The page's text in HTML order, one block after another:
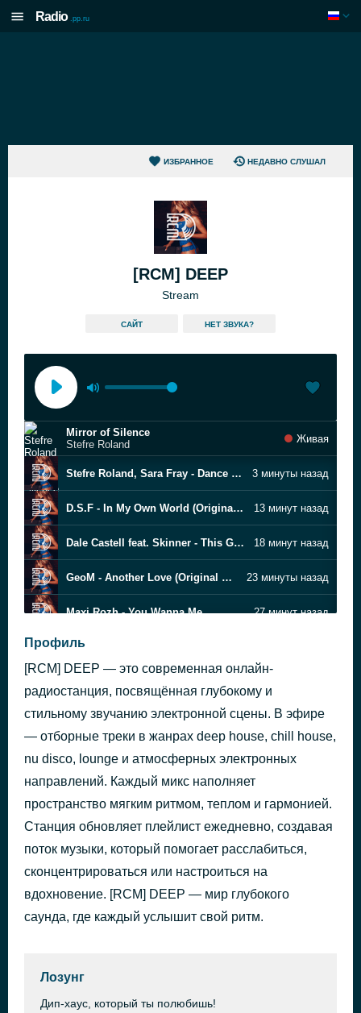
Radio .pp.ru
ИЗБРАННОЕ НЕДАВНО СЛУШАЛ
[RCM] DEEP
Stream
САЙТ HЕТ ЗВУКА?
Mirror of Silence
Stefre Roland
Живая
Stefre Roland, Sara Fray - Dance In The Rain 3 минуты назад
D.S.F - In My Own World (Original Mix deep) 13 минут назад
Dale Castell feat. Skinner - This Game (Original Mix) 18 минут назад
GeoM - Another Love (Original Mix) 23 минуты назад
Maxi Rozh - You Wanna Me 27 минут назад
Iriser, Faraon - Raindrop
Marcus Dielen - Love Me 45 минут назад
Профиль
[RCM] DEEP — это современная онлайн-
радиостанция, посвящённая глубокому и
стильному звучанию электронной сцены. В эфире
— отборные треки в жанрах deep house, chill house,
nu disco, lounge и атмосферных электронных
направлений. Каждый микс наполняет
пространство мягким ритмом, теплом и гармонией.
Станция обновляет плейлист ежедневно, создавая
поток музыки, который помогает расслабиться,
сконцентрироваться или настроиться на
вдохновение. [RCM] DEEP — мир глубокого
саунда, где каждый услышит свой ритм.
Лозунг
Дип-хаус, который ты полюбишь!